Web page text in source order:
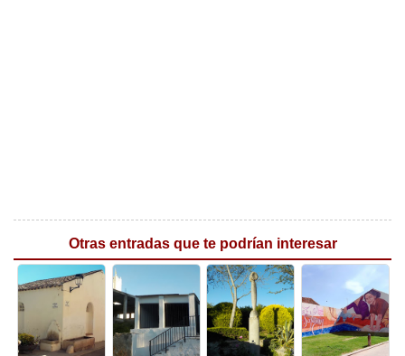
Otras entradas que te podrían interesar